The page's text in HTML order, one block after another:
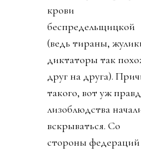
крови
беспредельщицкой
(ведь тираны,
диктаторы так
друг на друга).
такого, вот уж
лизоблюдства
вскрываться. Со
стороны федераций